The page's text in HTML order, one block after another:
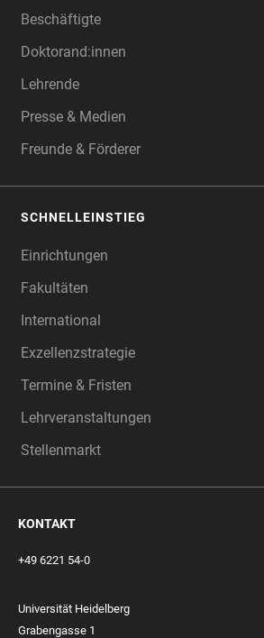
Beschäftigte
Doktorand:innen
Lehrende
Presse & Medien
Freunde & Förderer
SCHNELLEINSTIEG
Einrichtungen
Fakultäten
International
Exzellenzstrategie
Termine & Fristen
Lehrveranstaltungen
Stellenmarkt
KONTAKT
+49 6221 54-0
Universität Heidelberg
Grabengasse 1